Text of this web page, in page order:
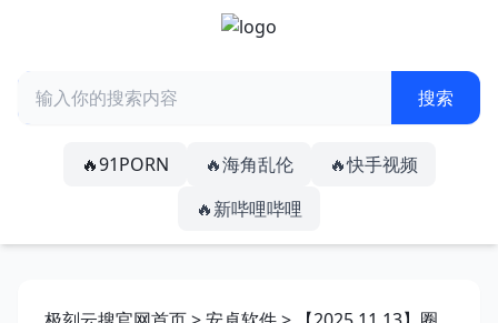
🔥91PORN 🔥海角乱伦
🔥快手视频
🔥新哔哩哔哩